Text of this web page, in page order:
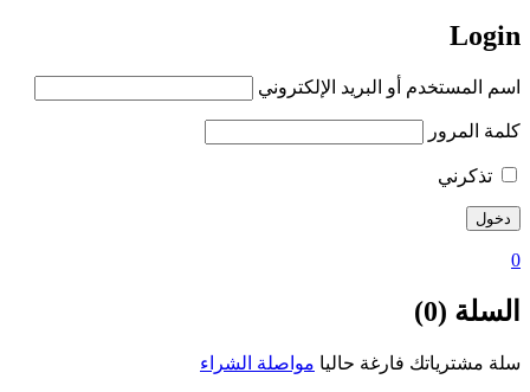
Login
اسم المستخدم أو البريد الإلكتروني
كلمة المرور
تذكرني
0
السلة (0)
سلة مشترياتك فارغة حاليا مواصلة الشراء